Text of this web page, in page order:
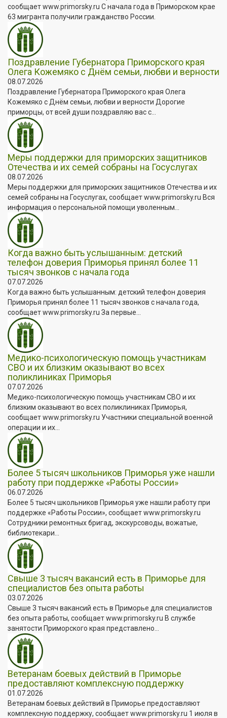
сообщает www.primorsky.ru С начала года в Приморском крае
63 мигранта получили гражданство России.
Поздравление Губернатора Приморского края
Олега Кожемяко с Днём семьи, любви и верности
08.07.2026
Поздравление Губернатора Приморского края Олега
Кожемяко с Днём семьи, любви и верности Дорогие
приморцы, от всей души поздравляю вас с...
Меры поддержки для приморских защитников
Отечества и их семей собраны на Госуслугах
08.07.2026
Меры поддержки для приморских защитников Отечества и их
семей собраны на Госуслугах, сообщает www.primorsky.ru Вся
информация о персональной помощи уволенным...
Когда важно быть услышанным: детский
телефон доверия Приморья принял более 11
тысяч звонков с начала года
07.07.2026
Когда важно быть услышанным: детский телефон доверия
Приморья принял более 11 тысяч звонков с начала года,
сообщает www.primorsky.ru За первые...
Медико-психологическую помощь участникам
СВО и их близким оказывают во всех
поликлиниках Приморья
07.07.2026
Медико-психологическую помощь участникам СВО и их
близким оказывают во всех поликлиниках Приморья,
сообщает www.primorsky.ru Участники специальной военной
операции и их...
Более 5 тысяч школьников Приморья уже нашли
работу при поддержке «Работы России»
06.07.2026
Более 5 тысяч школьников Приморья уже нашли работу при
поддержке «Работы России», сообщает www.primorsky.ru
Сотрудники ремонтных бригад, экскурсоводы, вожатые,
библиотекари...
Свыше 3 тысяч вакансий есть в Приморье для
специалистов без опыта работы
03.07.2026
Свыше 3 тысяч вакансий есть в Приморье для специалистов
без опыта работы, сообщает www.primorsky.ru В службе
занятости Приморского края представлено...
Ветеранам боевых действий в Приморье
предоставляют комплексную поддержку
01.07.2026
Ветеранам боевых действий в Приморье предоставляют
комплексную поддержку, сообщает www.primorsky.ru 1 июля в